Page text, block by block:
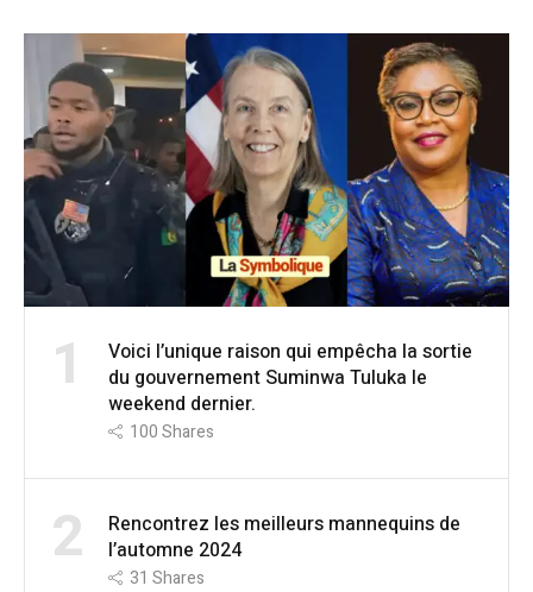
1
Voici l’unique raison qui empêcha la sortie
du gouvernement Suminwa Tuluka le
weekend dernier.
100Shares
2
Rencontrez les meilleurs mannequins de
l’automne 2024
31 Shares